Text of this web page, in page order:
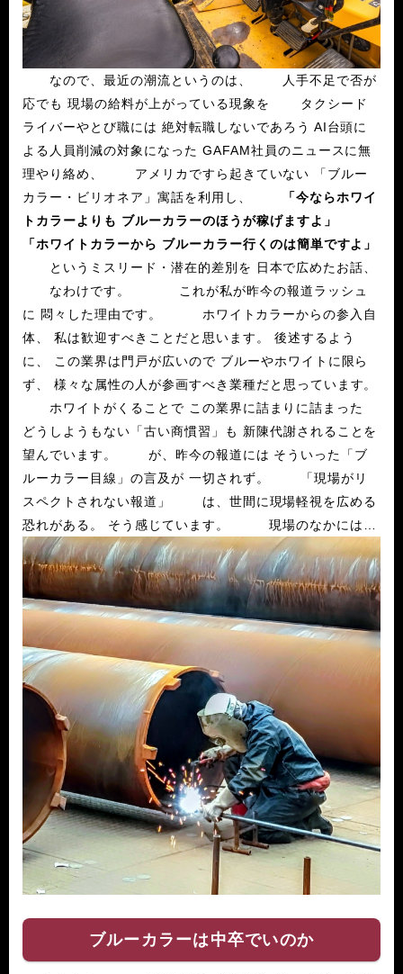
応でも 現場の給料が上がっている現象を タクシード
ライバーやとび職には 絶対転職しないであろう AI台頭に
よる人員削減の対象になった GAFAM社員のニュースに無
理やり絡め、 アメリカですら起きていない 「ブルー
「今ならホワイ
トカラーよりも ブルーカラーのほうが稼げますよ」
「ホワイトカラーから ブルーカラー行くのは簡単ですよ」
に 悶々した理由です。 ホワイトカラーからの参入自
体、 私は歓迎すべきことだと思います。 後述するよう
に、 この業界は門戸が広いので ブルーやホワイトに限ら
ず、 様々な属性の人が参画すべき業種だと思っています。
どうしようもない「古い商慣習」も 新陳代謝されることを
望んでいます。 が、昨今の報道には そういった「ブ
ルーカラー目線」の言及が 一切されず。 「現場がリ
スペクトされない報道」 は、世間に現場軽視を広める
恐れがある。 そう感じています。 現場のなかには
「人がドカッと入って来るチャンスじゃないか」 と思う人
もいるかもしれないですが、 目先の現象に喜ぶでな
く、 視野を広げて見てみてほしいなと思います。
ブルーカラーは中卒でいのか